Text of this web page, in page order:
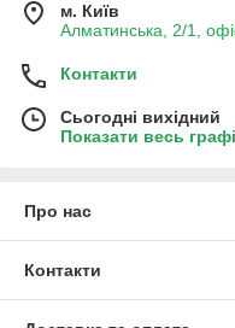
м. Київ
Алматинська, 2/1,
Контакти
Сьогодні вихідний
Показати весь
Про нас
Контакти